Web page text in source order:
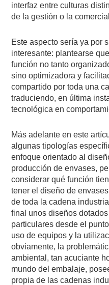
interfaz entre culturas
de la gestión o la
Este aspecto sería ya por
interesante: plantearse
función no tanto
sino optimizadora y
compartido por toda una
traduciendo, en última
tecnológica en
Más adelante en este
algunas tipologías
enfoque orientado al
producción de envases,
considerar qué función
tener el diseño de
de toda la cadena
final unos diseños
particulares desde el
uso de equipos y la
obviamente, la
ambiental, tan acuciante
mundo del embalaje,
propia de las cadenas